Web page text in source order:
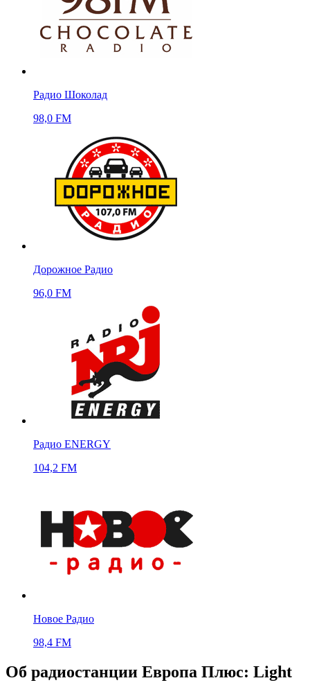
Радио Шоколад
98,0 FM
Дорожное Радио
96,0 FM
Радио ENERGY
104,2 FM
Новое Радио
98,4 FM
Об радиостанции Европа Плюс: Light